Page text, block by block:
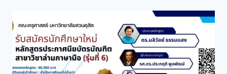
สวนดุสิต
เปิด
รับ
สมัคร
ผู้
สนใจ